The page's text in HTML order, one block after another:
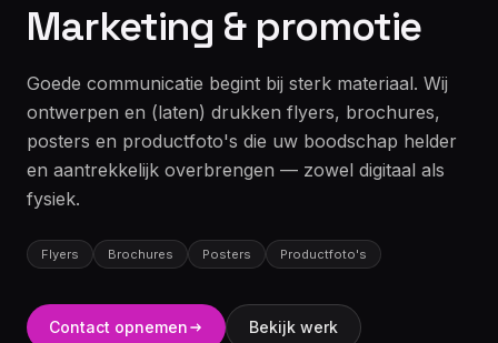
Marketing & promotie
Goede communicatie begint bij sterk materiaal. Wij
ontwerpen en (laten) drukken flyers, brochures,
posters en productfoto's die uw boodschap helder
en aantrekkelijk overbrengen — zowel digitaal als
fysiek.
Flyers Brochures Posters Productfoto's
Contact opnemen Bekijk werk